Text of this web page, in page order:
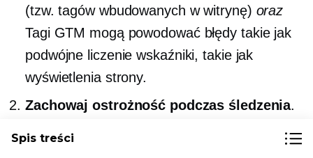
(tzw. tagów wbudowanych w witrynę) oraz
Tagi GTM mogą powodować błędy takie jak
podwójne liczenie wskaźniki, takie jak
wyświetlenia strony.
Zachowaj ostrożność podczas śledzenia.
Spis treści